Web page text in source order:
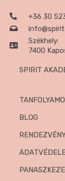
+36 30
Székhely:
7400
SPIRIT
BLOG